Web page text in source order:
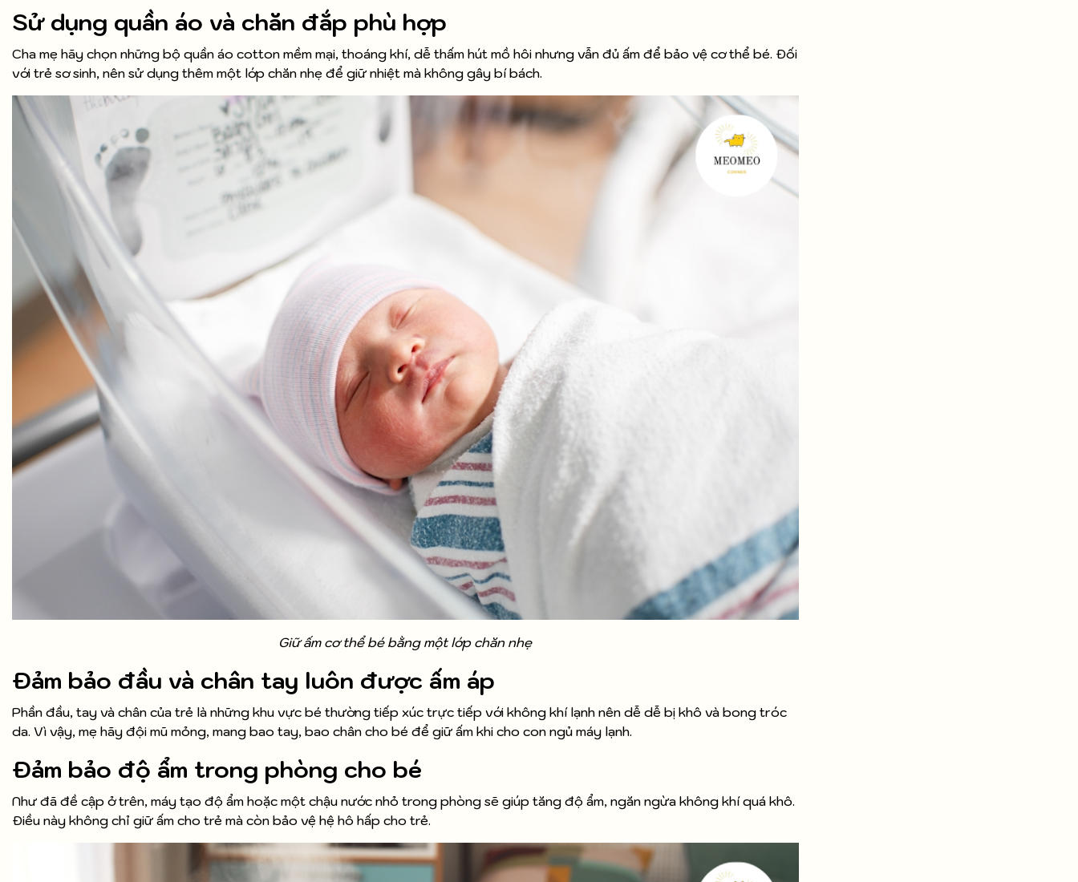
Sử dụng quần áo và chăn đắp phù hợp
Cha mẹ hãy chọn những bộ quần áo cotton mềm mại, thoáng khí, dễ thấm hút mồ hôi nhưng vẫn đủ ấm để bảo vệ cơ thể bé. Đối
với trẻ sơ sinh, nên sử dụng thêm một lớp chăn nhẹ để giữ nhiệt mà không gây bí bách.
Giữ ấm cơ thể bé bằng một lớp chăn nhẹ
Đảm bảo đầu và chân tay luôn được ấm áp
Phần đầu, tay và chân của trẻ là những khu vực bé thường tiếp xúc trực tiếp với không khí lạnh nên dễ dễ bị khô và bong tróc
da. Vì vậy, mẹ hãy đội mũ mỏng, mang bao tay, bao chân cho bé để giữ ấm khi cho con ngủ máy lạnh.
Đảm bảo độ ẩm trong phòng cho bé
Như đã đề cập ở trên, máy tạo độ ẩm hoặc một chậu nước nhỏ trong phòng sẽ giúp tăng độ ẩm, ngăn ngừa không khí quá khô.
Điều này không chỉ giữ ấm cho trẻ mà còn bảo vệ hệ hô hấp cho trẻ.